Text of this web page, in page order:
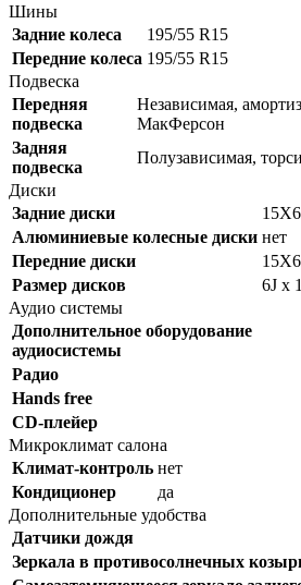
Шины
Задние колеса
195/55 R15
Передние колеса 195/55 R15
Подвеска
Передняя
подвеска
Независимая,
МакФерсон
Задняя
подвеска
Полузависимая,
Диски
Задние диски
Алюминиевые колесные диски нет
Передние диски
Размер дисков
6J x
Аудио системы
Дополнительное оборудование
аудиосистемы
Радио
Hands free
CD-плейер
Микроклимат салона
Климат-контроль нет
Кондиционер
да
Дополнительные удобства
Датчики дождя
Зеркала в противосолнечных